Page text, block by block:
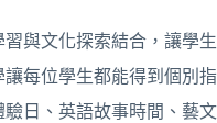
與文化探索結合，讓學生
每位學生都能得到個別指
日、英語故事時間、藝文